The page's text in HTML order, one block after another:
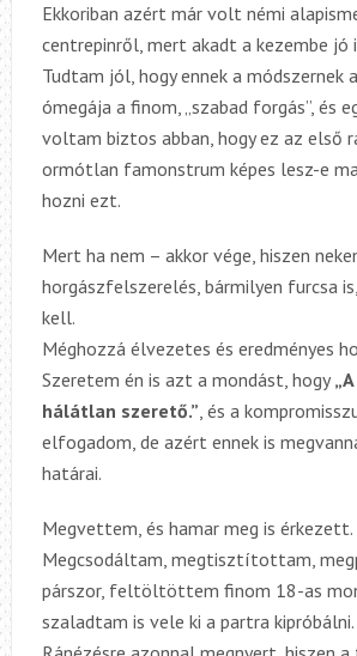
Ekkoriban azért már volt némi
centrepinről, mert akadt a kezembe jó
Tudtam jól, hogy ennek a módszernek
ómegája a finom, „szabad forgás”, és
voltam biztos abban, hogy ez az első
ormótlan famonstrum képes lesz-e
hozni ezt.
Mert ha nem – akkor vége, hiszen
horgászfelszerelés, bármilyen furcsa
kell.
Méghozzá élvezetes és eredményes
Szeretem én is azt a mondást, hogy
hálátlan szerető.”, és a
elfogadom, de azért ennek is
határai.
Megvettem, és hamar meg is érkezett.
Megcsodáltam, megtisztítottam,
párszor, feltöltöttem finom 18-as
szaladtam is vele ki a partra kipróbálni.